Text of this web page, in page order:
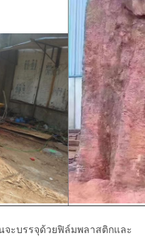
จะบรรจุด้วยฟิล์มพลาสติกและ